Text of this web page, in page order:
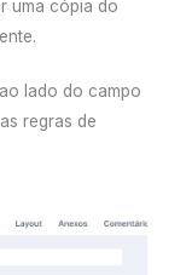
uma cópia do
lado do campo
regras de